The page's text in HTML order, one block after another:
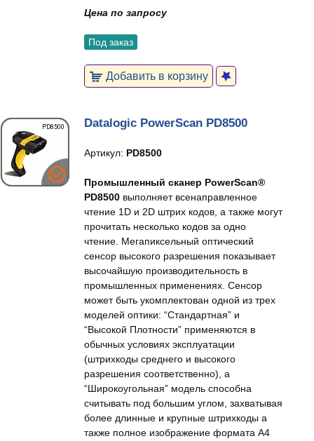
Цена по запросу
Под заказ
Добавить в корзину
Datalogic PowerScan PD8500
Артикул: PD8500
Промышленный сканер PowerScan®
PD8500 выполняет всенаправленное
чтение 1D и 2D штрих кодов, а также могут
прочитать несколько кодов за одно
чтение. Мегапиксельный оптический
сенсор высокого разрешения показывает
высочайшую производительность в
промышленных применениях. Сенсор
может быть укомплектован одной из трех
моделей оптики: “Стандартная” и
“Высокой Плотности” применяются в
обычных условиях эксплуатации
(штрихкоды среднего и высокого
разрешения соответственно), а
“Широкоугольная” модель способна
считывать под большим углом, захватывая
более длинные и крупные штрихкоды а
также полное изображение формата А4